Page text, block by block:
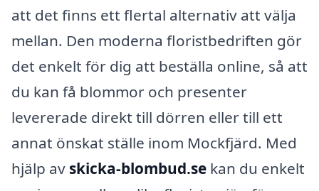
att det finns ett flertal alternativ att välja
mellan. Den moderna floristbedriften gör
det enkelt för dig att beställa online, så att
du kan få blommor och presenter
levererade direkt till dörren eller till ett
annat önskat ställe inom Mockfjärd. Med
hjälp av skicka-blombud.se kan du enkelt